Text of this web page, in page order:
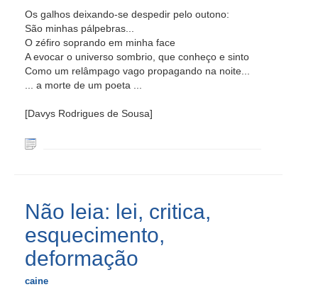
Os galhos deixando-se despedir pelo outono:
São minhas pálpebras...
O zéfiro soprando em minha face
A evocar o universo sombrio, que conheço e sinto
Como um relâmpago vago propagando na noite...
... a morte de um poeta ...
[Davys Rodrigues de Sousa]
Não leia: lei, critica,
esquecimento,
deformação
caine